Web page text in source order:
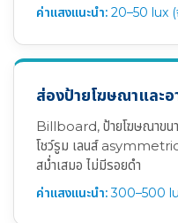
ค่าแสงแนะนำ: 20–50 lux (
ส่องป้ายโฆษณาและอ
Billboard, ป้ายโฆษณาขน
โชว์รูม เลนส์
สม่ำเสมอ ไม่มีรอยดำ
ค่าแสงแนะนำ:300–500